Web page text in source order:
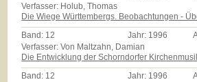
Verfasser: Holub, Thomas
Die Wiege Württembergs. Beobachtungen -
Band: 12 Jahr: 1996
Verfasser: Von Maltzahn, Damian
Die Entwicklung der Schorndorfer
Band: 12 Jahr: 1996